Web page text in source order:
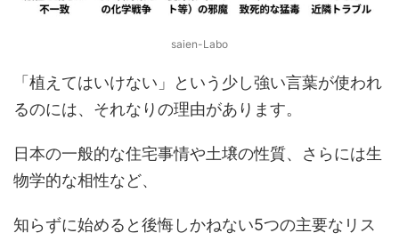
saien-Labo
「植えてはいけない」という少し強い言葉が使われ
るのには、それなりの理由があります。
日本の一般的な住宅事情や土壌の性質、さらには生
物学的な相性など、
知らずに始めると後悔しかねない5つの主要なリス